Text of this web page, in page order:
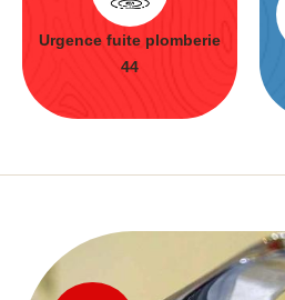
Urgence fuite plomberie
44